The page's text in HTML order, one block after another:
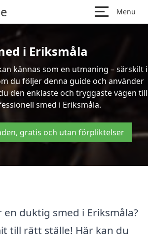
Menu
i Eriksmåla
kännas som en utmaning – särskilt i
du följer denna guide och använder
den enklaste och tryggaste vägen till
smed i Eriksmåla.
gratis och utan förpliktelser
duktig smed i Eriksmåla?
till rätt ställe! Här kan du